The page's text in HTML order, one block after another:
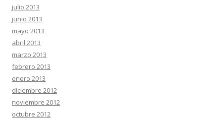
julio 2013
junio 2013
mayo 2013
abril 2013
marzo 2013
febrero 2013
enero 2013
diciembre 2012
noviembre 2012
octubre 2012